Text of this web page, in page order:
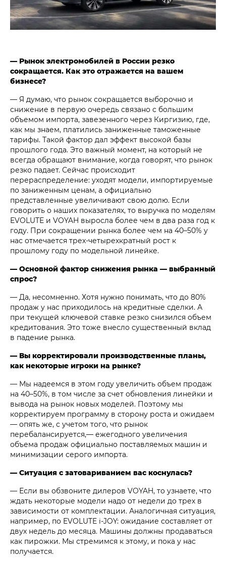
— Рынок электромобилей в России резко
сокращается. Как это отражается на вашем
бизнесе?
— Я думаю, что рынок сокращается выборочно и
снижение в первую очередь связано с большим
объемом импорта, завезенного через Киргизию, где,
как мы знаем, платились заниженные таможенные
тарифы. Такой фактор дал эффект высокой базы
прошлого года. Это важный момент, на который не
всегда обращают внимание, когда говорят, что рынок
резко падает. Сейчас происходит
перераспределение: уходят модели, импортируемые
по заниженным ценам, а официально
представленные увеличивают свою долю. Если
говорить о наших показателях, то выручка по моделям
EVOLUTE и VOYAH выросла более чем в два раза год к
году. При сокращении рынка более чем на 40–50% у
нас отмечается трех-четырехкратный рост к
прошлому году по модельной линейке.
— Основной фактор снижения рынка — выбранный
спрос?
— Да, несомненно. Хотя нужно понимать, что до 80%
продаж у нас приходилось на кредитные сделки. А
при текущей ключевой ставке резко снизился объем
кредитования. Это тоже внесло существенный вклад
в падение рынка.
— Вы корректировали производственные планы,
как некоторые игроки на рынке?
— Мы надеемся в этом году увеличить объем продаж
на 40–50%, в том числе за счет обновления линейки и
вывода на рынок новых моделей. Поэтому мы
корректируем программу в сторону роста и ожидаем
— опять же, с учетом того, что рынок
перебалансируется,— ежегодного увеличения
объема продаж официально поставляемых машин и
минимизации серого импорта.
— Ситуация с затовариванием вас коснулась?
— Если вы обзвоните дилеров VOYAH, то узнаете, что
ждать некоторые модели надо от недели до трех в
зависимости от комплектации. Аналогичная ситуация,
например, по EVOLUTE i‑JOY: ожидание составляет от
двух недель до месяца. Машины должны продаваться
как пирожки. Мы стремимся к этому, и пока у нас
получается.